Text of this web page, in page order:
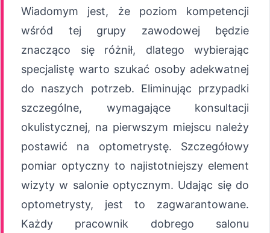
Wiadomym jest, że poziom kompetencji
wśród tej grupy zawodowej będzie
znacząco się różnił, dlatego wybierając
specjalistę warto szukać osoby adekwatnej
do naszych potrzeb. Eliminując przypadki
szczególne, wymagające konsultacji
okulistycznej, na pierwszym miejscu należy
postawić na optometrystę. Szczegółowy
pomiar optyczny to najistotniejszy element
wizyty w salonie optycznym. Udając się do
optometrysty, jest to zagwarantowane.
Każdy pracownik dobrego salonu